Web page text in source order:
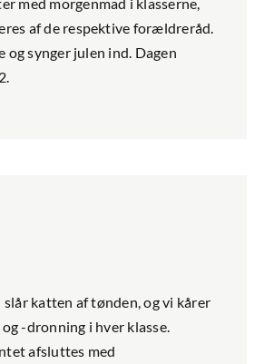
af de respektive forældreråd.
og synger julen ind. Dagen
slår katten af tønden, og vi kårer
-dronning i hver klasse.
afsluttes med